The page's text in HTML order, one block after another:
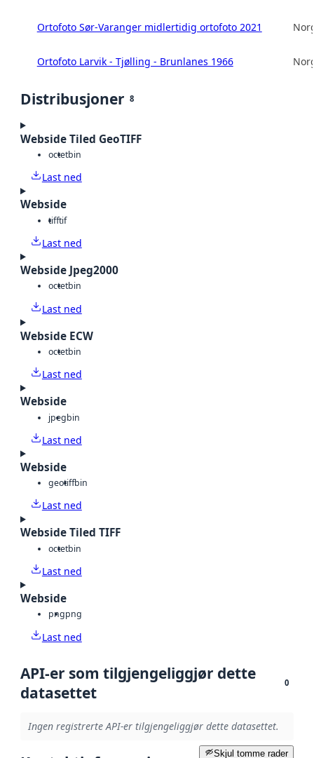
Ortofoto Sør-Varanger midlertidig ortofoto 2021
Ortofoto Larvik - Tjølling - Brunlanes 1966
Distribusjoner 8
Webside Tiled GeoTIFF
octetbin
Last ned
Webside
tifftif
Last ned
Webside Jpeg2000
octetbin
Last ned
Webside ECW
octetbin
Last ned
Webside
jpegbin
Last ned
Webside
geotiffbin
Last ned
Webside Tiled TIFF
octetbin
Last ned
Webside
pngpng
Last ned
API-er som tilgjengeliggjør dette
datasettet
0
Ingen registrerte API-er tilgjengeliggjør dette datasettet.
Skjul tomme rader